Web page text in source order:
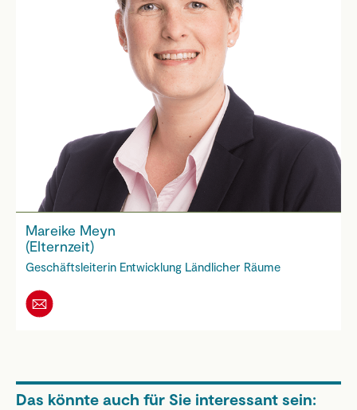
Mareike Meyn
(Elternzeit)
Geschäftsleiterin Entwicklung Ländlicher Räume
Das könnte auch für Sie interessant sein: